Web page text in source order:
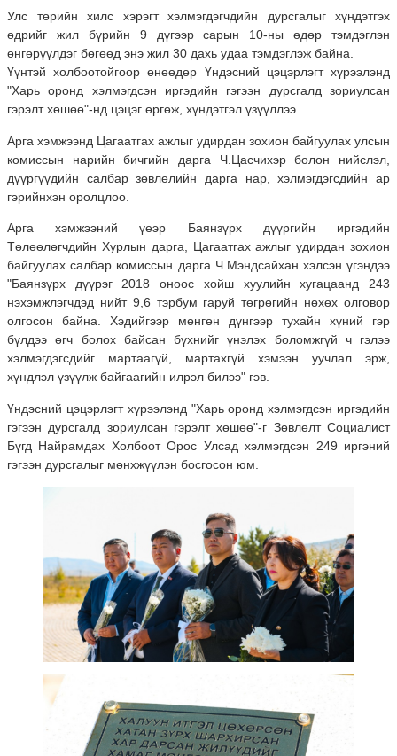
Улс төрийн хилс хэрэгт хэлмэгдэгчдийн дурсгалыг хүндэтгэх
өдрийг жил бүрийн 9 дүгээр сарын 10-ны өдөр тэмдэглэн
өнгөрүүлдэг бөгөөд энэ жил 30 дахь удаа тэмдэглэж байна.
Үүнтэй холбоотойгоор өнөөдөр Үндэсний цэцэрлэгт хүрээлэнд
"Харь оронд хэлмэгдсэн иргэдийн гэгээн дурсгалд зориулсан
гэрэлт хөшөө"-нд цэцэг өргөж, хүндэтгэл үзүүллээ.
Арга хэмжээнд Цагаатгах ажлыг удирдан зохион байгуулах улсын
комиссын нарийн бичгийн дарга Ч.Цасчихэр болон нийслэл,
дүүргүүдийн салбар зөвлөлийн дарга нар, хэлмэгдэгсдийн ар
гэрийнхэн оролцлоо.
Арга хэмжээний үеэр Баянзүрх дүүргийн иргэдийн
Төлөөлөгчдийн Хурлын дарга, Цагаатгах ажлыг удирдан зохион
байгуулах салбар комиссын дарга Ч.Мэндсайхан хэлсэн үгэндээ
"Баянзүрх дүүрэг 2018 оноос хойш хуулийн хугацаанд 243
нэхэмжлэгчдэд нийт 9,6 тэрбум гаруй төгрөгийн нөхөх олговор
олгосон байна. Хэдийгээр мөнгөн дүнгээр тухайн хүний гэр
бүлдээ өгч болох байсан бүхнийг үнэлэх боломжгүй ч гэлээ
хэлмэгдэгсдийг мартаагүй, мартахгүй хэмээн уучлал эрж,
хүндлэл үзүүлж байгаагийн илрэл билээ" гэв.
Үндэсний цэцэрлэгт хүрээлэнд "Харь оронд хэлмэгдсэн иргэдийн
гэгээн дурсгалд зориулсан гэрэлт хөшөө"-г Зөвлөлт Социалист
Бүгд Найрамдах Холбоот Орос Улсад хэлмэгдсэн 249 иргэний
гэгээн дурсгалыг мөнхжүүлэн босгосон юм.